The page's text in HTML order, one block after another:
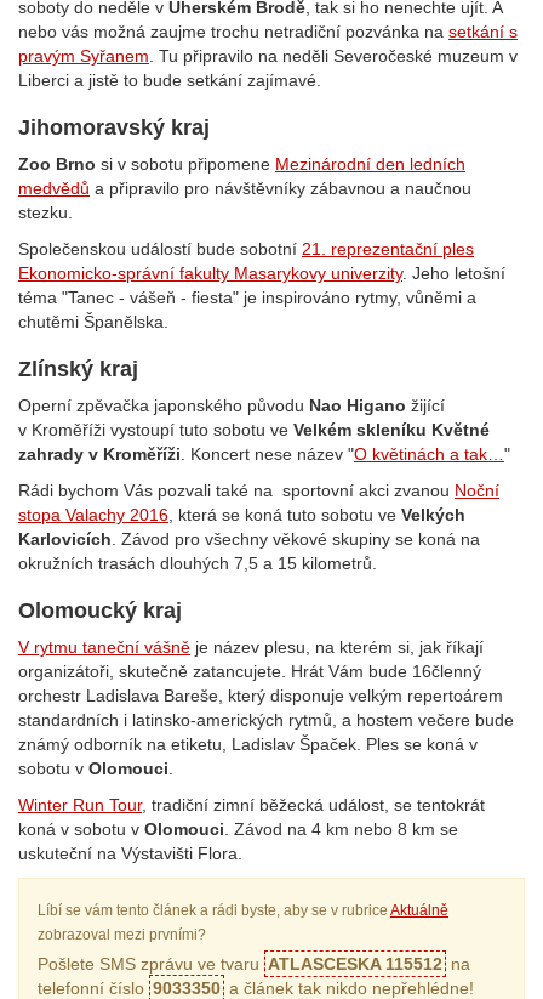
soboty do neděle v Uherském Brodě , tak si ho nenechte ujít. A
nebo vás možná zaujme trochu netradiční pozvánka na setkání s
pravým Syřanem . Tu připravilo na neděli Severočeské muzeum v
Liberci a jistě to bude setkání zajímavé.
Jihomoravský kraj
Zoo Brno si v sobotu připomene Mezinárodní den ledních
medvědů a připravilo pro návštěvníky zábavnou a naučnou
stezku.
Společenskou událostí bude sobotní 21. reprezentační ples
Ekonomicko-správní fakulty Masarykovy univerzity. Jeho letošní
téma "Tanec - vášeň - fiesta" je inspirováno rytmy, vůněmi a
chutěmi Španělska.
Zlínský kraj
Operní zpěvačka japonského původu Nao Higano žijící
v Kroměříži vystoupí tuto sobotu ve Velkém skleníku Květné
zahrady v Kroměříži . Koncert nese název "O květinách a tak… "
Rádi bychom Vás pozvali také na sportovní akci zvanou Noční
stopa Valachy 2016 , která se koná tuto sobotu ve Velkých
Karlovicích . Závod pro všechny věkové skupiny se koná na
okružních trasách dlouhých 7,5 a 15 kilometrů.
Olomoucký kraj
V rytmu taneční vášně je název plesu, na kterém si, jak říkají
organizátoři, skutečně zatancujete. Hrát Vám bude 16členný
orchestr Ladislava Bareše, který disponuje velkým repertoárem
standardních i latinsko-amerických rytmů, a hostem večere bude
známý odborník na etiketu, Ladislav Špaček. Ples se koná v
sobotu v Olomouci
Winter Run Tour, tradiční zimní běžecká událost, se tentokrát
koná v sobotu v Olomouci . Závod na 4 km nebo 8 km se
uskuteční na Výstavišti Flora.
Líbí se vám tento článek a rádi byste, aby se v rubrice Aktuálně
zobrazoval mezi prvními?
Pošlete SMS zprávu ve tvaru ATLASCESKA 115512 na
telefonní číslo 9033350 a článek tak nikdo nepřehlédne!